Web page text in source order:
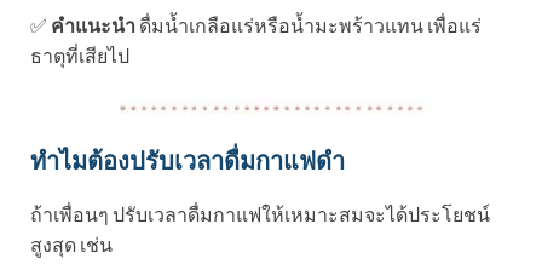
✅ คำแนะนำ ดื่มน้ำเกลือแร่หรือน้ำมะพร้าวแทน เพื่อแร่
ธาตุที่เสียไป
ทำไมต้องปรับเวลาดื่มกาแฟดำ
ถ้าเพื่อนๆ ปรับเวลาดื่มกาแฟให้เหมาะสมจะได้ประโยชน์
สูงสุด เช่น